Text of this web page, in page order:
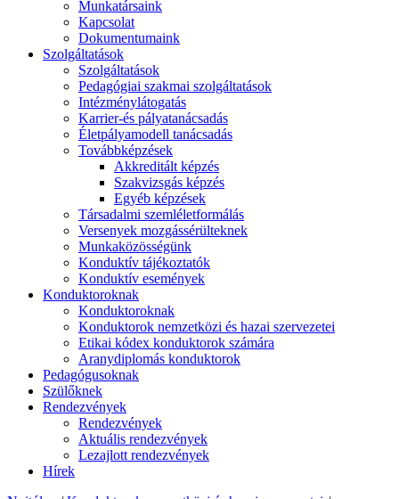
Munkatársaink
Kapcsolat
Dokumentumaink
Szolgáltatások
Szolgáltatások
Pedagógiai szakmai szolgáltatások
Intézménylátogatás
Karrier-és pályatanácsadás
Életpályamodell tanácsadás
Továbbképzések
Akkreditált képzés
Szakvizsgás képzés
Egyéb képzések
Társadalmi szemléletformálás
Versenyek mozgássérülteknek
Munkaközösségünk
Konduktív tájékoztatók
Konduktív események
Konduktoroknak
Konduktoroknak
Konduktorok nemzetközi és hazai szervezetei
Etikai kódex konduktorok számára
Aranydiplomás konduktorok
Pedagógusoknak
Szülőknek
Rendezvények
Rendezvények
Aktuális rendezvények
Lezajlott rendezvények
Hírek